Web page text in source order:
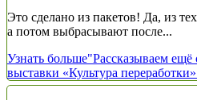
Это сделано из пакетов! Да, из
а потом выбрасывают после...
Узнать больше"Рассказываем ещё
выставки «Культура